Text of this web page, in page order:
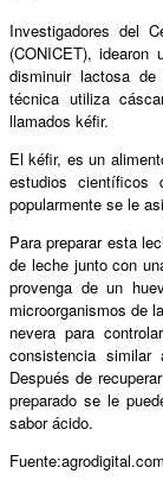
Investigadores del
(CONICET),
disminuir lactosa
técnica utiliza
llamados kéfir.
El kéfir, es un
estudios científicos
popularmente se le
Para preparar esta
de leche junto con
provenga de un
microorganismos de
nevera para
consistencia
Después de
preparado se le
sabor ácido.
Fuente:agrodigital.com